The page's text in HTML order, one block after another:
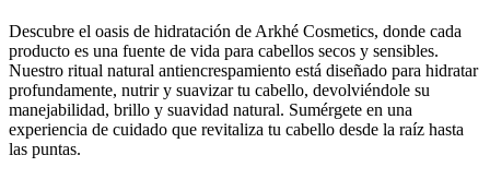
Descubre el oasis de hidratación de Arkhé Cosmetics, donde cada
producto es una fuente de vida para cabellos secos y sensibles.
Nuestro ritual natural antiencrespamiento está diseñado para hidratar
profundamente, nutrir y suavizar tu cabello, devolviéndole su
manejabilidad, brillo y suavidad natural. Sumérgete en una
experiencia de cuidado que revitaliza tu cabello desde la raíz hasta
las puntas.